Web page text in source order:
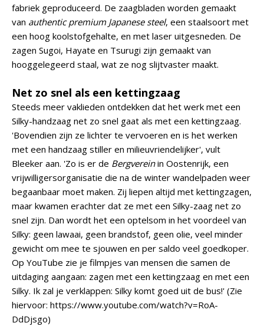
fabriek geproduceerd. De zaagbladen worden gemaakt
van authentic premium Japanese steel, een staalsoort met
een hoog koolstofgehalte, en met laser uitgesneden. De
zagen Sugoi, Hayate en Tsurugi zijn gemaakt van
hooggelegeerd staal, wat ze nog slijtvaster maakt.
Net zo snel als een kettingzaag
Steeds meer vaklieden ontdekken dat het werk met een
Silky-handzaag net zo snel gaat als met een kettingzaag.
'Bovendien zijn ze lichter te vervoeren en is het werken
met een handzaag stiller en milieuvriendelijker', vult
Bleeker aan. 'Zo is er de Bergvereinin Oostenrijk, een
vrijwilligersorganisatie die na de winter wandelpaden weer
begaanbaar moet maken. Zij liepen altijd met kettingzagen,
maar kwamen erachter dat ze met een Silky-zaag net zo
snel zijn. Dan wordt het een optelsom in het voordeel van
Silky: geen lawaai, geen brandstof, geen olie, veel minder
gewicht om mee te sjouwen en per saldo veel goedkoper.
Op YouTube zie je filmpjes van mensen die samen de
uitdaging aangaan: zagen met een kettingzaag en met een
Silky. Ik zal je verklappen: Silky komt goed uit de bus!' (Zie
hiervoor: https://www.youtube.com/watch?v=RoA-
DdDjsgo)